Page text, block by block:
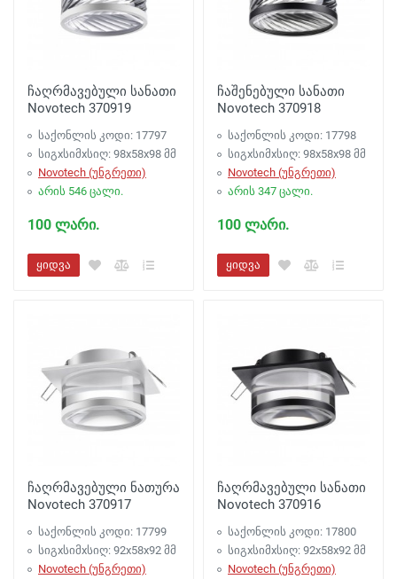
ჩაღრმავებული სანათი
Novotech 370919
საქონლის კოდი: 17797
სიგxსიმxსიღ: 98x58x98 მმ
Novotech (უნგრეთი)
არის 546 ცალი.
100 ლარი.
ყიდვა
ჩაშენებული სანათი
Novotech 370918
საქონლის კოდი: 17798
სიგxსიმxსიღ: 98x58x98 მმ
Novotech (უნგრეთი)
არის 347 ცალი.
100 ლარი.
ყიდვა
ჩაღრმავებული ნათურა
Novotech 370917
საქონლის კოდი: 17799
სიგxსიმxსიღ: 92x58x92 მმ
Novotech (უნგრეთი)
ჩაღრმავებული სანათი
Novotech 370916
საქონლის კოდი: 17800
სიგxსიმxსიღ: 92x58x92 მმ
Novotech (უნგრეთი)